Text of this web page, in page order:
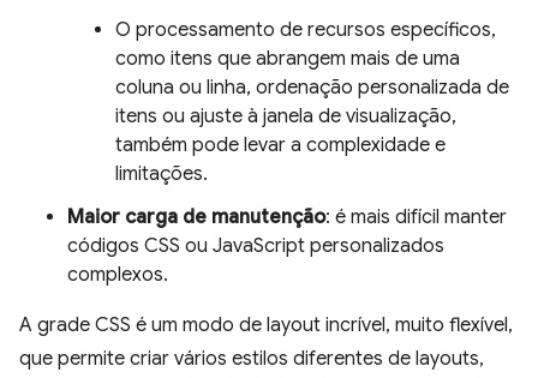
O processamento de recursos específicos,
como itens que abrangem mais de uma
coluna ou linha, ordenação personalizada de
itens ou ajuste à janela de visualização,
também pode levar a complexidade e
limitações.
Maior carga de manutenção: é mais difícil manter
códigos CSS ou JavaScript personalizados
complexos.
A grade CSS é um modo de layout incrível, muito flexível,
que permite criar vários estilos diferentes de layouts,